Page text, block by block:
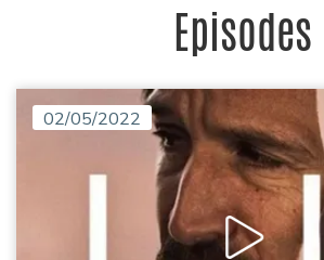
Episodes
02/05/2022